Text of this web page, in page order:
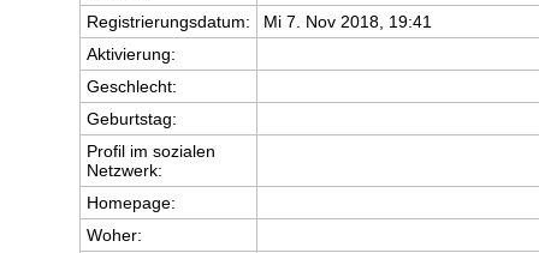
Registrierungsdatum:
Mi 7. Nov 2018, 19:41
Aktivierung:
Geschlecht:
Geburtstag:
Profil im sozialen
Netzwerk:
Homepage:
Woher: